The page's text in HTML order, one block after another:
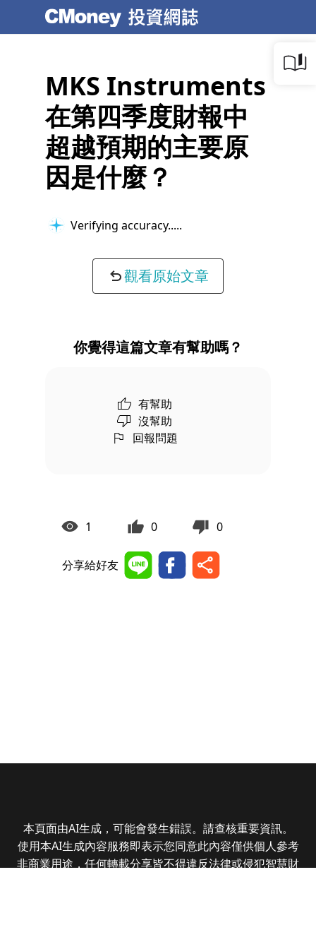
MKS Instruments
在第四季度財報中
超越預期的主要原
因是什麼？
Verifying accuracy...
觀看原始文章
你覺得這篇文章有幫助嗎？
有幫助
沒幫助
回報問題
1 0 0
分享給好友
本頁面由AI生成，可能會發生錯誤。請查核重要資訊。
使用本AI生成內容服務即表示您同意此內容僅供個人參考
非商業用途，任何轉載分享皆不得違反法律或侵犯智慧財